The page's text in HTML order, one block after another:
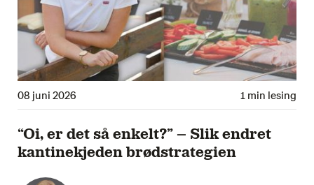
08 juni 2026 1 min lesing
“Oi, er det så enkelt?” – Slik endret
kantinekjeden brødstrategien